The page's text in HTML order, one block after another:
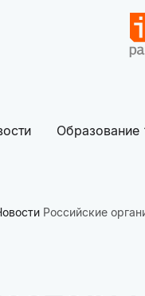
Образование
Российские